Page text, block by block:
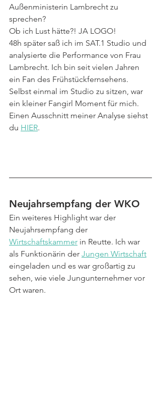
Außenministerin Lambrecht zu
sprechen?
Ob ich Lust hätte?! JA LOGO!
48h später saß ich im SAT.1 Studio und
analysierte die Performance von Frau
Lambrecht. Ich bin seit vielen Jahren
ein Fan des Frühstückfernsehens.
Selbst einmal im Studio zu sitzen, war
ein kleiner Fangirl Moment für mich.
Einen Ausschnitt meiner Analyse siehst
du HIER.
Neujahrsempfang der WKO
Ein weiteres Highlight war der
Neujahrsempfang der
Wirtschaftskammer in Reutte. Ich war
als Funktionärin der Jungen Wirtschaft
eingeladen und es war großartig zu
sehen, wie viele Jungunternehmer vor
Ort waren.